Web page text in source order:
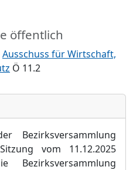
öffentlich
Ausschuss für Wirtschaft,
Ö 11.2
Bezirksversammlung
vom 11.12.2025
Bezirksversammlung